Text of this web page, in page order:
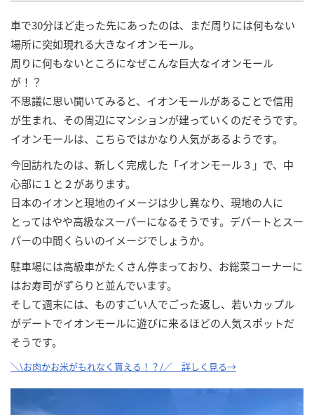
車で30分ほど走った先にあったのは、まだ周りには何もない
場所に突如現れる大きなイオンモール。
周りに何もないところになぜこんな巨大なイオンモール
が！？
不思議に思い聞いてみると、イオンモールがあることで信用
が生まれ、その周辺にマンションが建っていくのだそうです。
イオンモールは、こちらではかなり人気があるようです。
今回訪れたのは、新しく完成した「イオンモール３」で、中
心部に１と２があります。
日本のイオンと現地のイメージは少し異なり、現地の人に
とってはやや高級なスーパーになるそうです。デパートとスー
パーの中間くらいのイメージでしょうか。
駐車場には高級車がたくさん停まっており、お総菜コーナーに
はお寿司がずらりと並んでいます。
そして週末には、ものすごい人でごった返し、若いカップル
がデートでイオンモールに遊びに来るほどの人気スポットだ
そうです。
＼\お肉かお米がもれなく貰える！？/／ 詳しく見る→